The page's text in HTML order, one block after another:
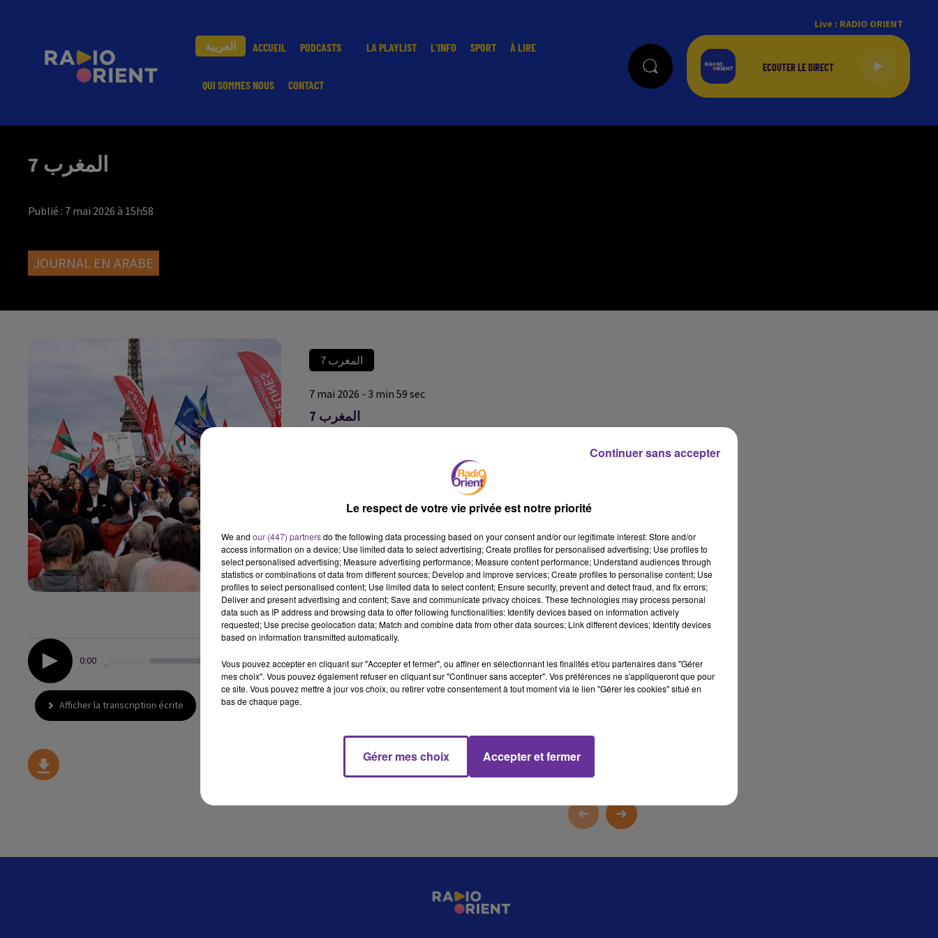
العربية ACCUEIL PODCASTS LA PLAYLIST L'INFO SPORT À LIRE
QUI SOMMES NOUS CONTACT
Live : RADIO ORIENT
المغرب 7
Publié : 7 mai 2026 à 15h58
JOURNAL EN ARABE
المغرب 7
7 mai 2026 - 3 min 59 sec
المغرب 7
0:00 3 min 59 sec
Afficher la transcription écrite
Le respect de votre vie privée est notre priorité
We and our (447) partnersdo the following data processing based on your consent and/or our legitimate interest: Store and/or
access information on a device; Use limited data to select advertising; Create profiles for personalised advertising; Use profiles to
select personalised advertising; Measure advertising performance; Measure content performance; Understand audiences through
statistics or combinations of data from different sources; Develop and improve services; Create profiles to personalise content; Use
profiles to select personalised content; Use limited data to select content; Ensure security, prevent and detect fraud, and fix errors;
Deliver and present advertising and content; Save and communicate privacy choices. These technologies may process personal
data such as IP address and browsing data to offer following functionalities: Identify devices based on information actively
requested; Use precise geolocation data; Match and combine data from other data sources; Link different devices; Identify devices
based on information transmitted automatically.
Vous pouvez accepter en cliquant sur "Accepter et fermer", ou affiner en sélectionnant les finalités et/ou partenaires dans "Gérer
mes choix". Vous pouvez également refuser en cliquant sur "Continuer sans accepter". Vos préférences ne s'appliqueront que pour
ce site. Vous pouvez mettre à jour vos choix, ou retirer votre consentement à tout moment via le lien "Gérer les cookies" situé en
bas de chaque page.
Gérer mes choix Accepter et fermer
Continuer sans accepter